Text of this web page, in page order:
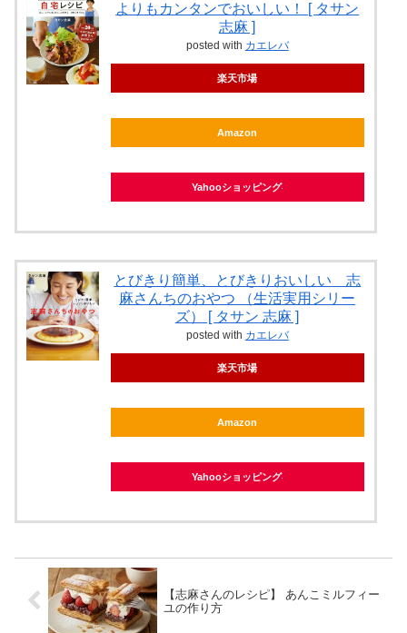
よりもカンタンでおいしい！ [ タサン
志麻 ]
posted with カエレバ
楽天市場
Amazon
Yahooショッピング
とびきり簡単、とびきりおいしい 志
麻さんちのおやつ （生活実用シリー
ズ） [ タサン 志麻 ]
posted with カエレバ
楽天市場
Amazon
Yahooショッピング
【志麻さんのレシピ】 あんこミルフィー
ユの作り方